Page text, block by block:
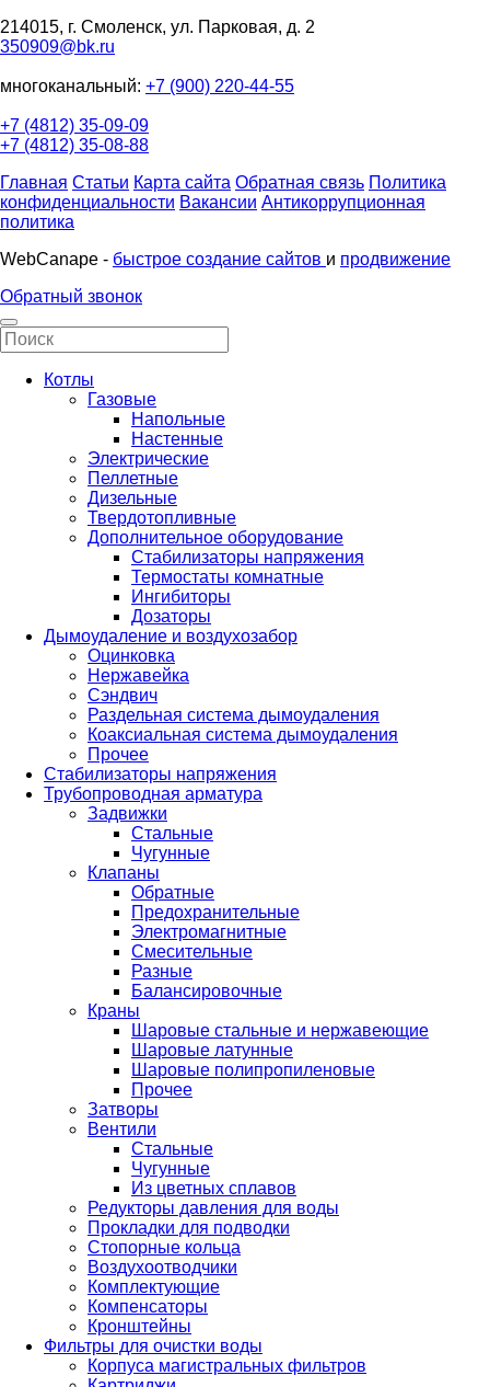
214015, г. Смоленск, ул. Парковая, д. 2
350909@bk.ru
многоканальный: +7 (900) 220-44-55
+7 (4812) 35-09-09
+7 (4812) 35-08-88
Главная Статьи Карта сайта Обратная связь Политика
конфиденциальности Вакансии Антикоррупционная
политика
WebCanape - быстрое создание сайтов и продвижение
Обратный звонок
Котлы
Газовые
Напольные
Настенные
Электрические
Пеллетные
Дизельные
Твердотопливные
Дополнительное оборудование
Стабилизаторы напряжения
Термостаты комнатные
Ингибиторы
Дозаторы
Дымоудаление и воздухозабор
Оцинковка
Нержавейка
Сэндвич
Раздельная система дымоудаления
Коаксиальная система дымоудаления
Прочее
Стабилизаторы напряжения
Трубопроводная арматура
Задвижки
Стальные
Чугунные
Клапаны
Обратные
Предохранительные
Электромагнитные
Смесительные
Разные
Балансировочные
Краны
Шаровые стальные и нержавеющие
Шаровые латунные
Шаровые полипропиленовые
Прочее
Затворы
Вентили
Стальные
Чугунные
Из цветных сплавов
Редукторы давления для воды
Прокладки для подводки
Стопорные кольца
Воздухоотводчики
Комплектующие
Компенсаторы
Кронштейны
Фильтры для очистки воды
Корпуса магистральных фильтров